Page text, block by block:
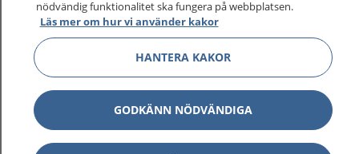
nödvändig funktionalitet ska fungera på webbplatsen.
Läs mer om hur vi använder kakor
HANTERA KAKOR
GODKÄNN NÖDVÄNDIGA